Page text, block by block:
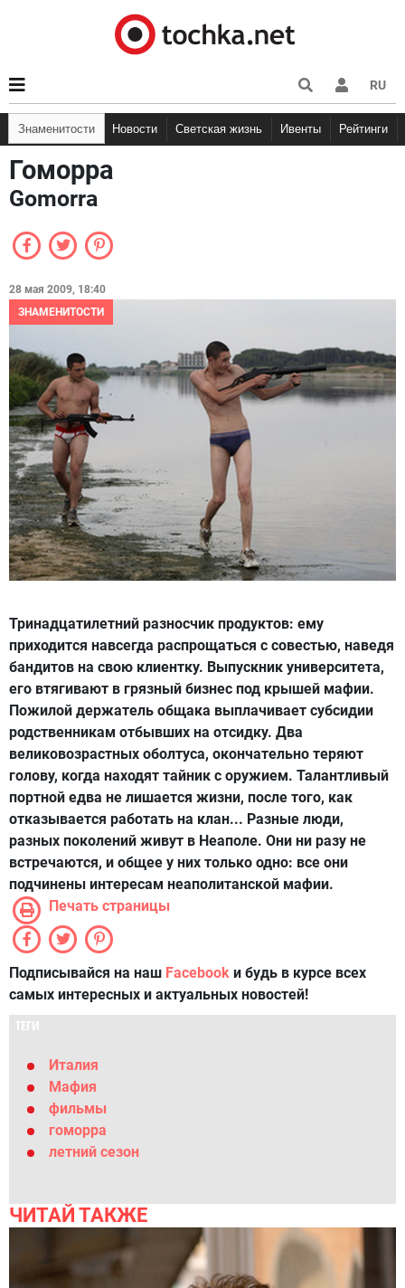
RU
Знаменитости Новости Светская жизнь Ивенты Рейтинги
Гоморра
Gomorra
28 мая 2009, 18:40
ЗНАМЕНИТОСТИ
Тринадцатилетний разносчик продуктов: ему
приходится навсегда распрощаться с совестью, наведя
бандитов на свою клиентку. Выпускник университета,
его втягивают в грязный бизнес под крышей мафии.
Пожилой держатель общака выплачивает субсидии
родственникам отбывших на отсидку. Два
великовозрастных оболтуса, окончательно теряют
голову, когда находят тайник с оружием. Талантливый
портной едва не лишается жизни, после того, как
отказывается работать на клан... Разные люди,
разных поколений живут в Неаполе. Они ни разу не
встречаются, и общее у них только одно: все они
подчинены интересам неаполитанской мафии.
Печать страницы
Подписывайся на наш Facebook и будь в курсе всех
самых интересных и актуальных новостей!
ТЕГИ
Италия
Мафия
фильмы
гоморра
летний сезон
ЧИТАЙ ТАКЖЕ